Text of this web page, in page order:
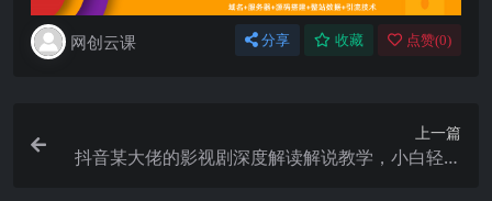
网创云课 分享 收藏 点赞(0)
上一篇
抖音某大佬的影视剧深度解读解说教学，小白轻松